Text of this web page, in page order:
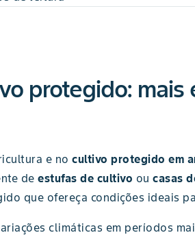
protegido:
e no cultivo protegido em
de estufas de cultivo ou casas
que ofereça condições ideais
climáticas em períodos